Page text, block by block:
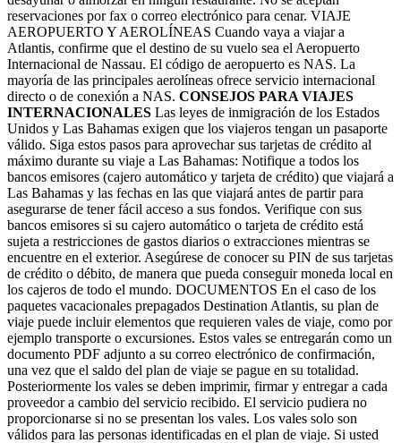
reservaciones por fax o correo electrónico para cenar. VIAJE
AEROPUERTO Y AEROLÍNEAS Cuando vaya a viajar a
Atlantis, confirme que el destino de su vuelo sea el Aeropuerto
Internacional de Nassau. El código de aeropuerto es NAS. La
mayoría de las principales aerolíneas ofrece servicio internacional
directo o de conexión a NAS. CONSEJOS PARA VIAJES
INTERNACIONALES Las leyes de inmigración de los Estados
Unidos y Las Bahamas exigen que los viajeros tengan un pasaporte
válido. Siga estos pasos para aprovechar sus tarjetas de crédito al
máximo durante su viaje a Las Bahamas: Notifique a todos los
bancos emisores (cajero automático y tarjeta de crédito) que viajará a
Las Bahamas y las fechas en las que viajará antes de partir para
asegurarse de tener fácil acceso a sus fondos. Verifique con sus
bancos emisores si su cajero automático o tarjeta de crédito está
sujeta a restricciones de gastos diarios o extracciones mientras se
encuentre en el exterior. Asegúrese de conocer su PIN de sus tarjetas
de crédito o débito, de manera que pueda conseguir moneda local en
los cajeros de todo el mundo. DOCUMENTOS En el caso de los
paquetes vacacionales prepagados Destination Atlantis, su plan de
viaje puede incluir elementos que requieren vales de viaje, como por
ejemplo transporte o excursiones. Estos vales se entregarán como un
documento PDF adjunto a su correo electrónico de confirmación,
una vez que el saldo del plan de viaje se pague en su totalidad.
Posteriormente los vales se deben imprimir, firmar y entregar a cada
proveedor a cambio del servicio recibido. El servicio pudiera no
proporcionarse si no se presentan los vales. Los vales solo son
válidos para las personas identificadas en el plan de viaje. Si usted